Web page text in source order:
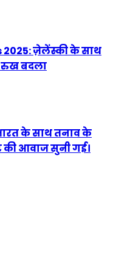
2025: ज़ेलेंस्की के साथ
रुख बदला
भारत के साथ तनाव के
की आवाज सुनी गई।